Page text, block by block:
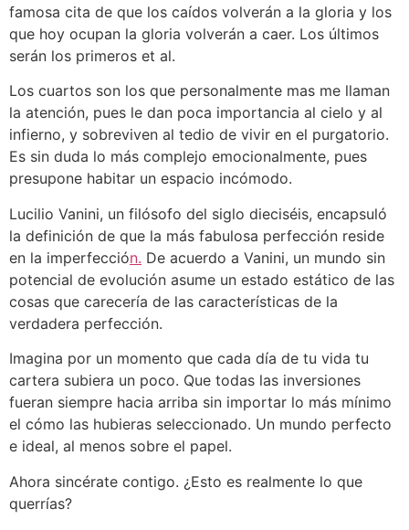
famosa cita de que los caídos volverán a la gloria y los
que hoy ocupan la gloria volverán a caer. Los últimos
serán los primeros et al.
Los cuartos son los que personalmente mas me llaman
la atención, pues le dan poca importancia al cielo y al
infierno, y sobreviven al tedio de vivir en el purgatorio.
Es sin duda lo más complejo emocionalmente, pues
presupone habitar un espacio incómodo.
Lucilio Vanini, un filósofo del siglo dieciséis, encapsuló
la definición de que la más fabulosa perfección reside
en la imperfección. De acuerdo a Vanini, un mundo sin
potencial de evolución asume un estado estático de las
cosas que carecería de las características de la
verdadera perfección.
Imagina por un momento que cada día de tu vida tu
cartera subiera un poco. Que todas las inversiones
fueran siempre hacia arriba sin importar lo más mínimo
el cómo las hubieras seleccionado. Un mundo perfecto
e ideal, al menos sobre el papel.
Ahora sincérate contigo. ¿Esto es realmente lo que
querrías?